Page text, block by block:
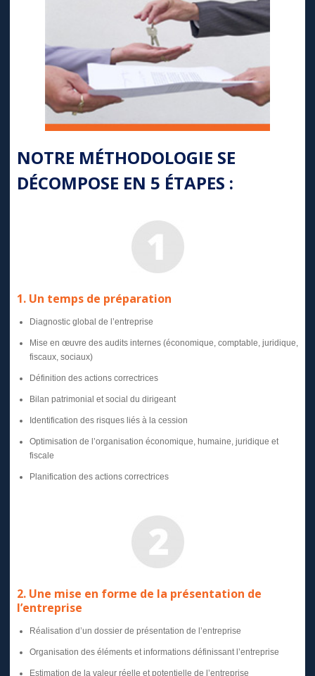
NOTRE MÉTHODOLOGIE SE
DÉCOMPOSE EN 5 ÉTAPES :
1. Un temps de préparation
Diagnostic global de l’entreprise
Mise en œuvre des audits internes (économique, comptable, juridique,
fiscaux, sociaux)
Définition des actions correctrices
Bilan patrimonial et social du dirigeant
Identification des risques liés à la cession
Optimisation de l’organisation économique, humaine, juridique et
fiscale
Planification des actions correctrices
2. Une mise en forme de la présentation de
l’entreprise
Réalisation d’un dossier de présentation de l’entreprise
Organisation des éléments et informations définissant l’entreprise
Estimation de la valeur réelle et potentielle de l’entreprise